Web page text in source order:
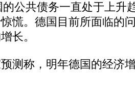
公共债务一直处于上升
慌。德国目前所面临的
长。
称，明年德国的经济